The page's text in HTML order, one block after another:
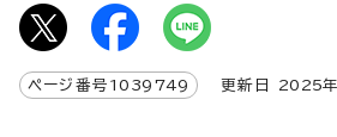
ページ番号 1039749 更新日 2025